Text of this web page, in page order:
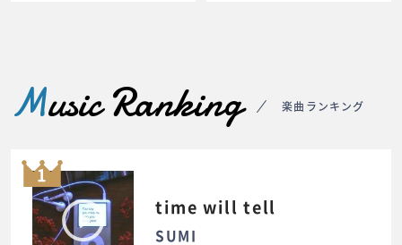
Music Ranking 楽曲ランキング
1
time will tell
SUMI